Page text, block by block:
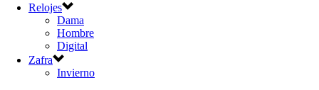
Relojes
Dama
Hombre
Digital
Zafra
Invierno